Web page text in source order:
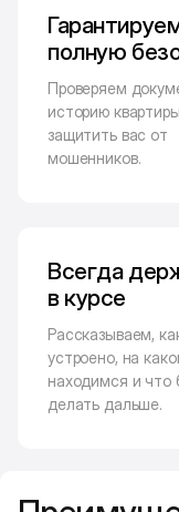
полную
Проверяем
историю
защитить вас от
мошенников.
Всегда
в курсе
Рассказываем,
устроено, на
находимся и что
делать дальше.